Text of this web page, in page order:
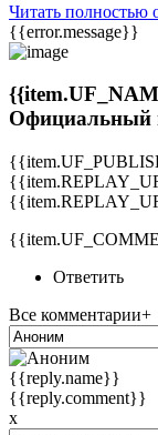
Читать полностью
{{error.message}}
Официальный
Ответить
Все комментарии+
{{reply.name}}
{{reply.comment}}
x